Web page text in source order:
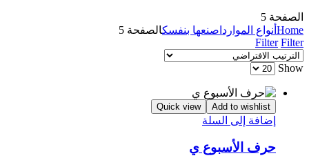
الصفحة 5
Home أنواع الموارد اصنعها بنفسكالصفحة 5
Filter Filter
Show
Add to wishlist
Quick view
إضافة إلى السلة
حرف الأسبوع ي